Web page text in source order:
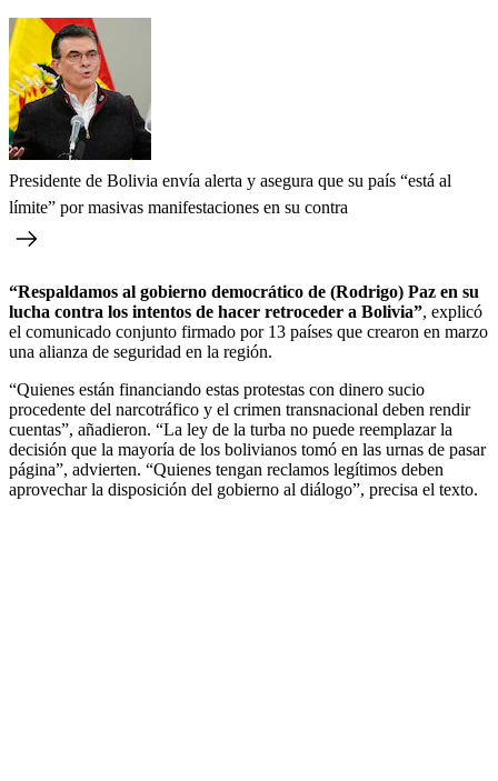
Presidente de Bolivia envía alerta y asegura que su país “está al
límite” por masivas manifestaciones en su contra
“Respaldamos al gobierno democrático de (Rodrigo) Paz en su
lucha contra los intentos de hacer retroceder a Bolivia”, explicó
el comunicado conjunto firmado por 13 países que crearon en marzo
una alianza de seguridad en la región.
“Quienes están financiando estas protestas con dinero sucio
procedente del narcotráfico y el crimen transnacional deben rendir
cuentas”, añadieron. “La ley de la turba no puede reemplazar la
decisión que la mayoría de los bolivianos tomó en las urnas de pasar
página”, advierten. “Quienes tengan reclamos legítimos deben
aprovechar la disposición del gobierno al diálogo”, precisa el texto.